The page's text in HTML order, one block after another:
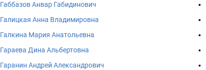
Габбазов Анвар Габидинович
Галицкая Анна Владимировна
Галкина Мария Анатольевна
Гараева Дина Альбертовна
Гаранин Андрей Александрович